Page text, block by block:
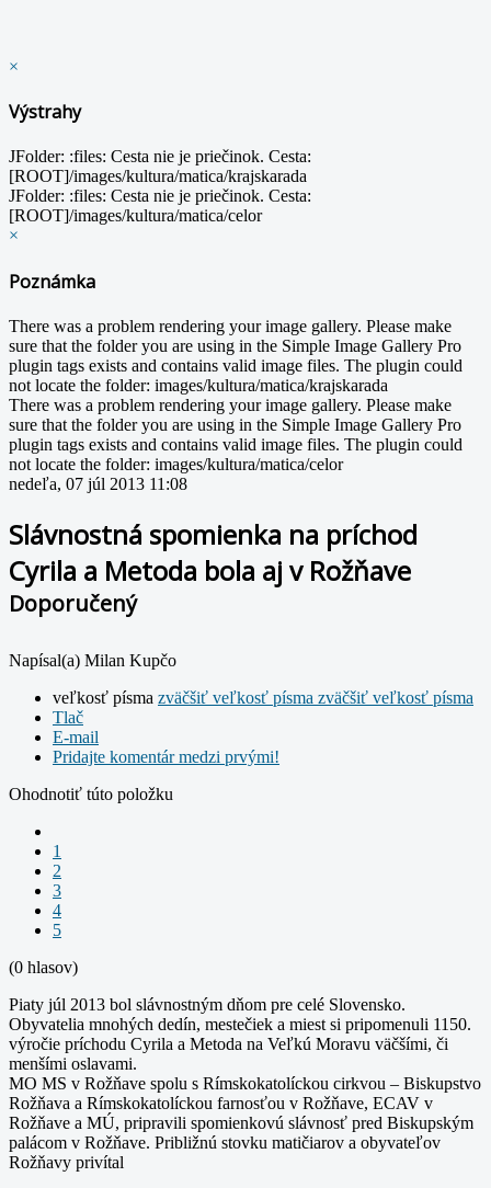
×
Výstrahy
JFolder: :files: Cesta nie je priečinok. Cesta:
[ROOT]/images/kultura/matica/krajskarada
JFolder: :files: Cesta nie je priečinok. Cesta:
[ROOT]/images/kultura/matica/celor
×
Poznámka
There was a problem rendering your image gallery. Please make
sure that the folder you are using in the Simple Image Gallery Pro
plugin tags exists and contains valid image files. The plugin could
not locate the folder: images/kultura/matica/krajskarada
There was a problem rendering your image gallery. Please make
sure that the folder you are using in the Simple Image Gallery Pro
plugin tags exists and contains valid image files. The plugin could
not locate the folder: images/kultura/matica/celor
nedeľa, 07 júl 2013 11:08
Slávnostná spomienka na príchod
Cyrila a Metoda bola aj v Rožňave
Doporučený
Napísal(a) Milan Kupčo
veľkosť písma zväčšiť veľkosť písma zväčšiť veľkosť písma
Tlač
E-mail
Pridajte komentár medzi prvými!
Ohodnotiť túto položku
1
2
3
4
5
(0 hlasov)
Piaty júl 2013 bol slávnostným dňom pre celé Slovensko.
Obyvatelia mnohých dedín, mestečiek a miest si pripomenuli 1150.
výročie príchodu Cyrila a Metoda na Veľkú Moravu väčšími, či
menšími oslavami.
MO MS v Rožňave spolu s Rímskokatolíckou cirkvou – Biskupstvo
Rožňava a Rímskokatolíckou farnosťou v Rožňave, ECAV v
Rožňave a MÚ, pripravili spomienkovú slávnosť pred Biskupským
palácom v Rožňave. Približnú stovku matičiarov a obyvateľov
Rožňavy privítal